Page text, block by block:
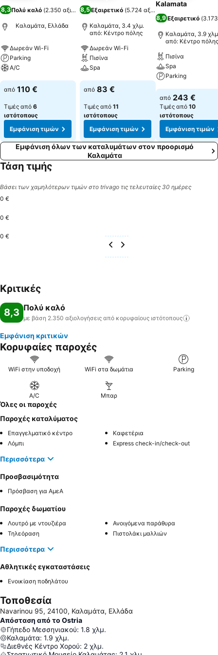
8,3Πολύ καλό (2.350 αξιολογήσεις)
Καλαμάτα, Ελλάδα
Δωρεάν Wi-Fi
Parking
A/C
Εμφάνιση τιμών
από 110 €
Τιμές από 6
ιστότοπους
Εμφάνιση τιμών
8,5Εξαιρετικό (5.724 αξιολογήσεις
Καλαμάτα, 3.4 χλμ.
από: Κέντρο πόλης
Δωρεάν Wi-Fi
Πισίνα
Spa
Εμφάνιση τιμών
από 83 €
Τιμές από 11
ιστότοπους
Εμφάνιση τιμών
Kalamata
8,9Εξαιρετικό (
Καλαμάτα, 3.9
από: Κέντρο πόλης
Πισίνα
Spa
Parking
Εμφάνιση τιμών
από 243 €
Τιμές από 10
ιστότοπους
Εμφάνιση τιμών
Εμφάνιση όλων των καταλυμάτων στον προορισμό
Καλαμάτα
Τάση τιμής
Βάσει των χαμηλότερων τιμών στο trivago τις τελευταίες 30 ημέρες
0 €
0 €
0 €
Κριτικές
8,3 Πολύ καλό
με βάση 2.350 αξιολογήσεις από κορυφαίους ιστότοπους
Εμφάνιση κριτικών
Κορυφαίες παροχές
WiFi στην υποδοχή WiFi στα δωμάτια Parking
A/C Μπαρ
Όλες οι παροχές
Παροχές καταλύματος
Επαγγελματικό κέντρο
Καφετέρια
Λόμπι
Express check-in/check-out
Περισσότερα
Προσβασιμότητα
Πρόσβαση για ΑμεΑ
Παροχές δωματίου
Λουτρό με ντουζιέρα
Ανοιγόμενα παράθυρα
Τηλεόραση
Πιστολάκι μαλλιών
Περισσότερα
Αθλητικές εγκαταστάσεις
Ενοικίαση ποδηλάτου
Τοποθεσία
Navarinou 95, 24100, Καλαμάτα, Ελλάδα
Απόσταση από το Ostria
Γήπεδο Μεσσηνιακού: 1.8 χλμ.
Καλαμάτα: 1.9 χλμ.
Διεθνές Κέντρο Χορού: 2 χλμ.